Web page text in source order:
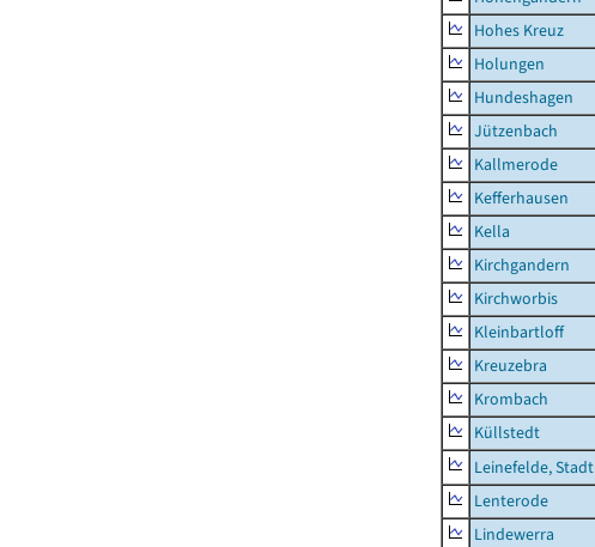
Hohes Kreuz
Holungen
Hundeshagen
Jützenbach
Kallmerode
Kefferhausen
Kella
Kirchgandern
Kirchworbis
Kleinbartloff
Kreuzebra
Krombach
Küllstedt
Leinefelde, Stadt
Lenterode
Lindewerra